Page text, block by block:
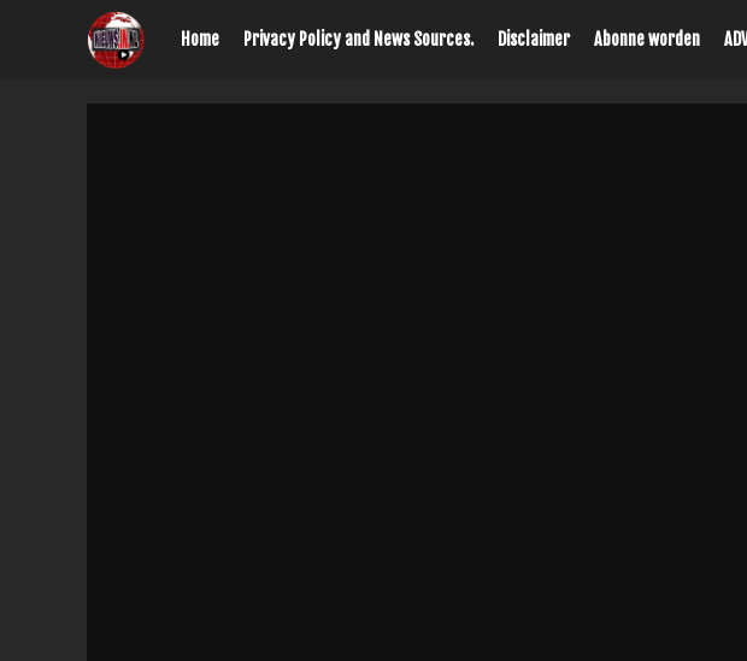
Home Privacy Policy and News Sources. Disclaimer Abonne worden